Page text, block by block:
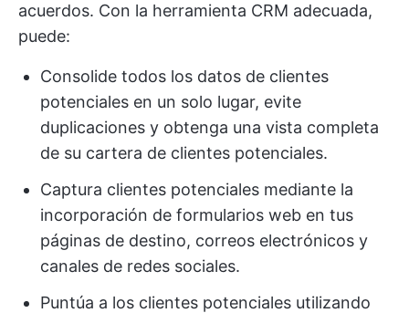
acuerdos. Con la herramienta CRM adecuada,
puede:
Consolide todos los datos de clientes
potenciales en un solo lugar, evite
duplicaciones y obtenga una vista completa
de su cartera de clientes potenciales.
Captura clientes potenciales mediante la
incorporación de formularios web en tus
páginas de destino, correos electrónicos y
canales de redes sociales.
Puntúa a los clientes potenciales utilizando